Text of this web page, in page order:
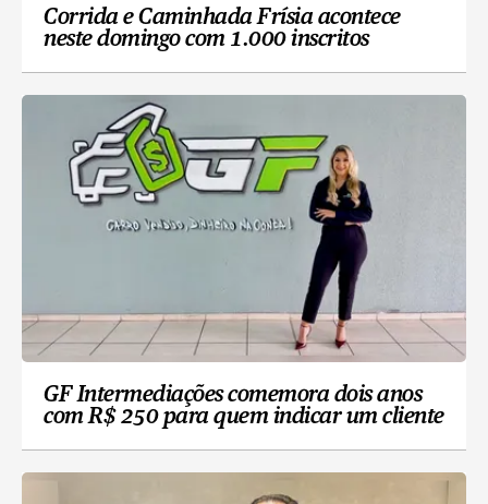
Corrida e Caminhada Frísia acontece
neste domingo com 1.000 inscritos
GF Intermediações comemora dois anos
com R$ 250 para quem indicar um cliente